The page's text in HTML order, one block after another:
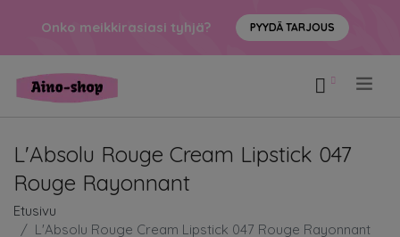
Onko meikkirasiasi tyhjä? PYYDÄ TARJOUS
L'Absolu Rouge Cream Lipstick 047
Rouge Rayonnant
Etusivu
L'Absolu Rouge Cream Lipstick 047 Rouge Rayonnant